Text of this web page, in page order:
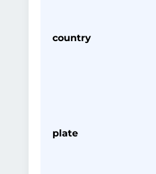
country
plate